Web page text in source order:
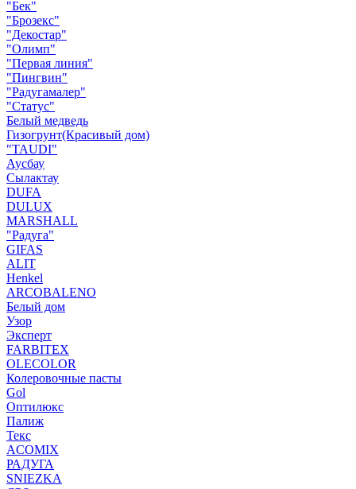
"Бек"
"Брозекс"
"Декостар"
"Олимп"
"Первая линия"
"Пингвин"
"Радугамалер"
"Статус"
Белый медведь
Гизогрунт(Красивый дом)
"TAUDI"
Аусбау
Сылактау
DUFA
DULUX
MARSHALL
"Радуга"
GIFAS
ALIT
Henkel
ARCOBALENO
Белый дом
Узор
Эксперт
FARBITEX
OLECOLOR
Колеровочные пасты
Gol
Оптилюкс
Палиж
Текс
ACOMIX
РАДУГА
SNIEZKA